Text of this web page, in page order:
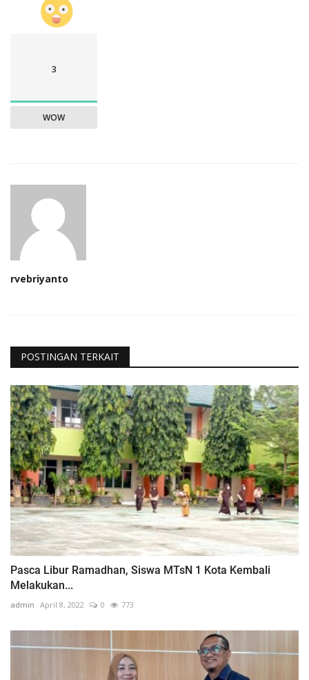
3
WOW
rvebriyanto
POSTINGAN TERKAIT
Pasca Libur Ramadhan, Siswa MTsN 1 Kota Kembali
Melakukan...
admin April 8, 2022 0 773